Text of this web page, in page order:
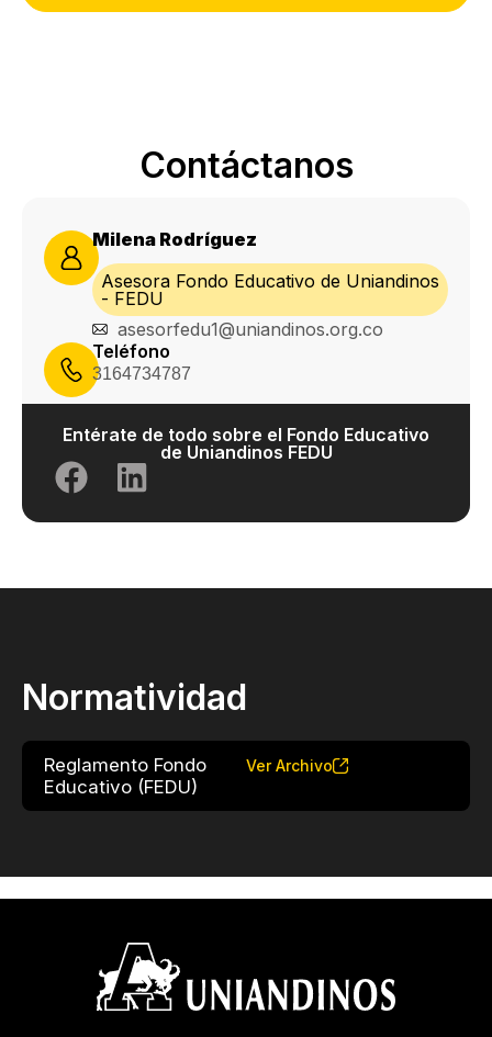
Contáctanos
Milena Rodríguez
Asesora Fondo Educativo de Uniandinos
- FEDU
asesorfedu1@uniandinos.org.co
Teléfono
3164734787
Entérate de todo sobre el Fondo Educativo
de Uniandinos FEDU
Normatividad
Reglamento Fondo
Educativo (FEDU)
Ver Archivo